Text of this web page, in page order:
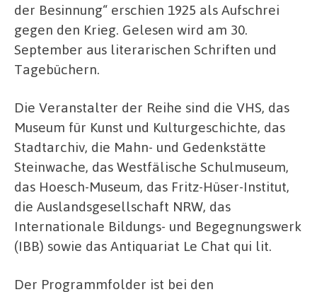
der Besinnung“ erschien 1925 als Aufschrei
gegen den Krieg. Gelesen wird am 30.
September aus literarischen Schriften und
Tagebüchern.
Die Veranstalter der Reihe sind die VHS, das
Museum für Kunst und Kulturgeschichte, das
Stadtarchiv, die Mahn- und Gedenkstätte
Steinwache, das Westfälische Schulmuseum,
das Hoesch-Museum, das Fritz-Hüser-Institut,
die Auslandsgesellschaft NRW, das
Internationale Bildungs- und Begegnungswerk
(IBB) sowie das Antiquariat Le Chat qui lit.
Der Programmfolder ist bei den